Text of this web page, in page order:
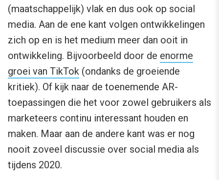
(maatschappelijk) vlak en dus ook op social
media. Aan de ene kant volgen ontwikkelingen
zich op en is het medium meer dan ooit in
ontwikkeling. Bijvoorbeeld door de enorme
groei van TikTok (ondanks de groeiende
kritiek). Of kijk naar de toenemende AR-
toepassingen die het voor zowel gebruikers als
marketeers continu interessant houden en
maken. Maar aan de andere kant was er nog
nooit zoveel discussie over social media als
tijdens 2020.